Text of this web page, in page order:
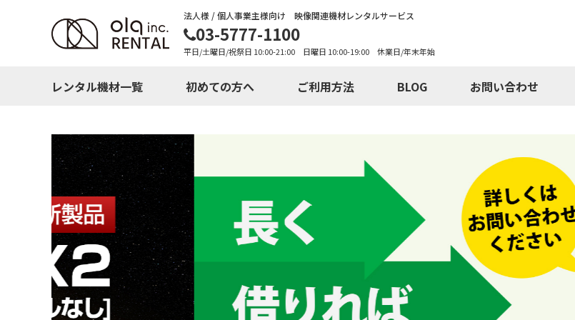
法人様 / 個人事業主様向け 映像関連機材レンタルサービス
03-5777-1100
平日/土曜日/祝祭日 10:00-21:00 日曜日 10:00-19:00 休業日/年末年始
レンタル機材一覧 初めての方へ ご利用方法 BLOG お問い合わせ